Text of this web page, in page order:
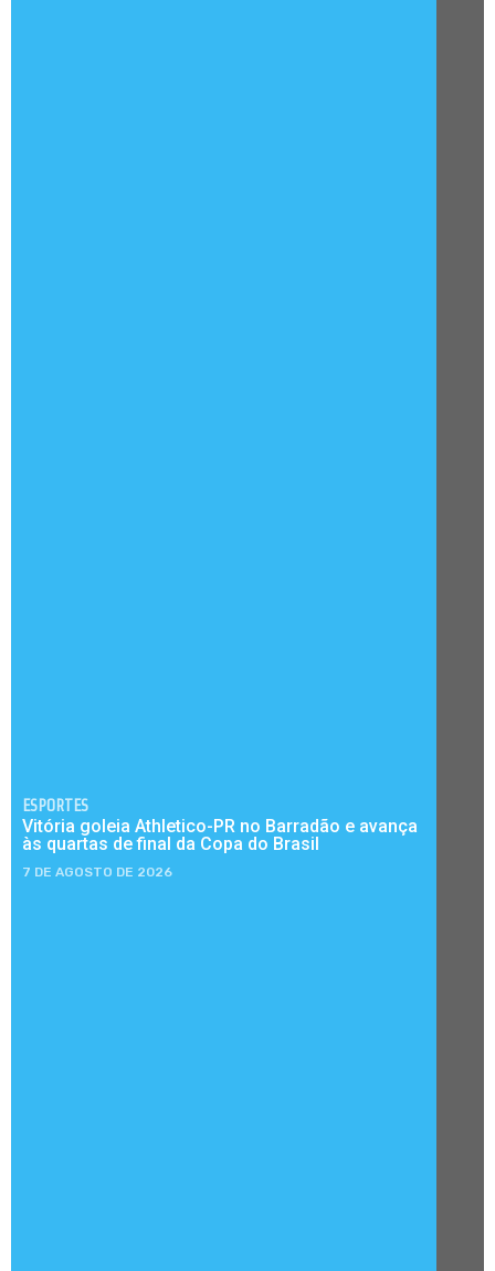
ESPORTES
Vitória goleia Athletico-PR no Barradão e avança
às quartas de final da Copa do Brasil
7 DE AGOSTO DE 2026